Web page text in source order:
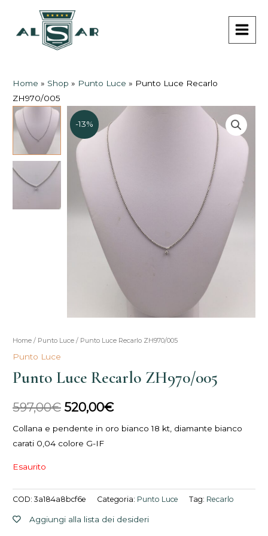
contenuto
Home » Shop » Punto Luce » Punto Luce Recarlo
ZH970/005
-13%
Home / Punto Luce / Punto Luce Recarlo ZH970/005
Punto Luce
Punto Luce Recarlo ZH970/005
597,00€
Il
era:
597,00€.
520,00€
Il
prezzo
è:
520,00€.
Collana e pendente in oro bianco 18 kt, diamante bianco
carati 0,04 colore G-IF
Esaurito
COD:3a184a8bcf6e Categoria: Punto Luce Tag: Recarlo
Aggiungi alla lista dei desideri